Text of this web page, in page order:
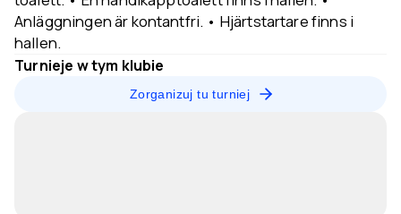
Anläggningen är kontantfri. • Hjärtstartare finns i
hallen.
Turnieje w tym klubie
Zorganizuj tu turniej